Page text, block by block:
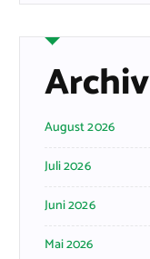
Archiv
August 2026
Juli 2026
Juni 2026
Mai 2026